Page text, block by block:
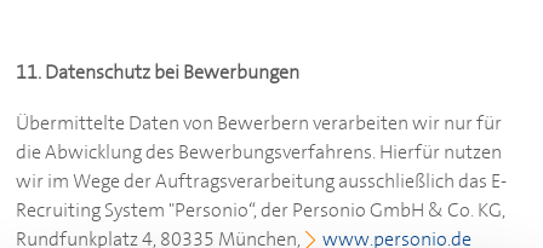
11. Datenschutz bei Bewerbungen
Übermittelte Daten von Bewerbern verarbeiten wir nur für
die Abwicklung des Bewerbungsverfahrens. Hierfür nutzen
wir im Wege der Auftragsverarbeitung ausschließlich das E-
Recruiting System "Personio“, der Personio GmbH & Co. KG,
Rundfunkplatz 4, 80335 München,
www.personio.de